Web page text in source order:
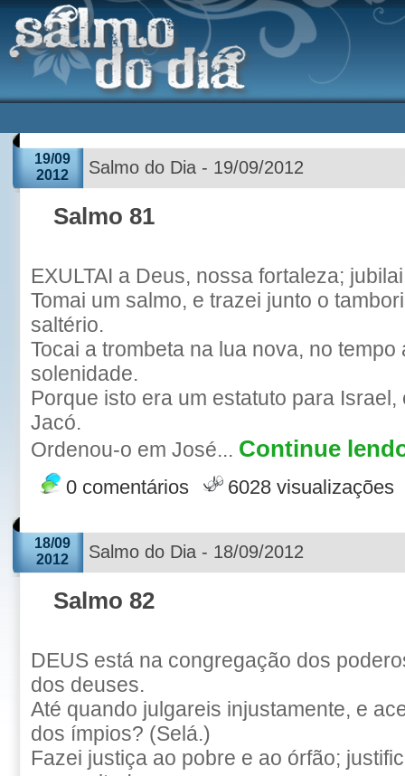
19/09
2012
Salmo do Dia - 19/09/2012
Salmo 81
EXULTAI a Deus, nossa fortaleza;
Tomai um salmo, e trazei junto o
saltério.
Tocai a trombeta na lua nova, no
solenidade.
Porque isto era um estatuto para
Jacó.
Ordenou-o em José... Continue
0 comentários 6028 visualizações
18/09
2012
Salmo do Dia - 18/09/2012
Salmo 82
DEUS está na congregação dos
dos deuses.
Até quando julgareis injustamente, e
dos ímpios? (Selá.)
Fazei justiça ao pobre e ao órfão;